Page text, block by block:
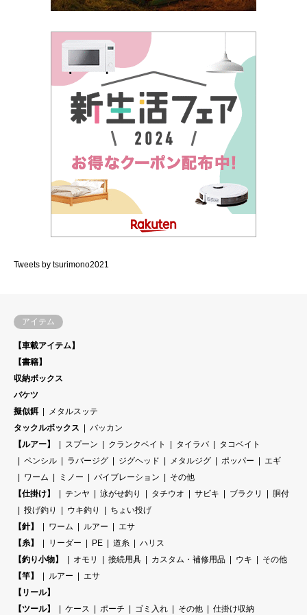
Tweets by tsurimono2021
アイテム
【車載アイテム】
【書籍】
収納ボックス
バケツ
擬似餌
メタルスッテ
タックルボックス
バッカン
【ルアー】
スプーン クランクベイト タイラバ
タコベイト
ペンシル
ラバージグ ジグヘッド メタルジグ ポッパー
エギ
ワーム
ミノー バイブレーション
その他
【仕掛け】
テンヤ 泳がせ釣り タチウオ サビキ ブラクリ
胴付
投げ釣り
ウキ釣り
ちょい投げ
【針】
ワーム ルアー
エサ
【糸】
リーダー PE 道糸
ハリス
【釣り小物】
オモリ 接続用具 カスタム・補修用品 ウキ
その他
【竿】
ルアー
エサ
【リール】
【ツール】
ケース ポーチ ゴミ入れ その他
仕掛け収納